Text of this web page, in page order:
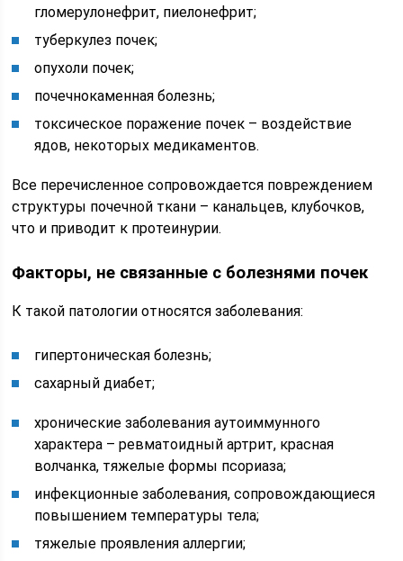
гломерулонефрит, пиелонефрит;
туберкулез почек;
опухоли почек;
почечнокаменная болезнь;
токсическое поражение почек – воздействие
ядов, некоторых медикаментов.
Все перечисленное сопровождается повреждением
структуры почечной ткани – канальцев, клубочков,
что и приводит к протеинурии.
Факторы, не связанные с болезнями почек
К такой патологии относятся заболевания:
гипертоническая болезнь;
сахарный диабет;
хронические заболевания аутоиммунного
характера – ревматоидный артрит, красная
волчанка, тяжелые формы псориаза;
инфекционные заболевания, сопровождающиеся
повышением температуры тела;
тяжелые проявления аллергии;